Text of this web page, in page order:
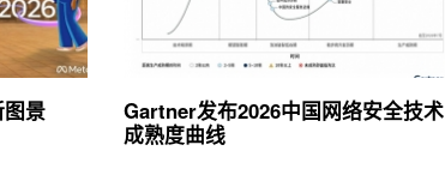
景
Gartner发布2026中国网络安全技术
成熟度曲线